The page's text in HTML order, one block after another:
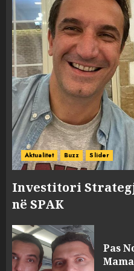
Aktualitet Buzz Slider
Investitori
në SPAK
Pas